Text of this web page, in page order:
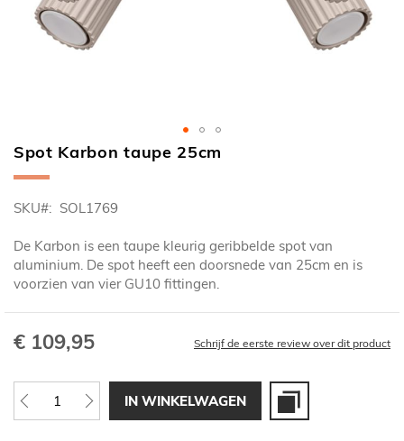
Ga
naar
begin
de
afbeeldingen-
gallerij
Spot Karbon taupe 25cm
SKU SOL1769
De Karbon is een taupe kleurig geribbelde spot van
aluminium. De spot heeft een doorsnede van 25cm en is
voorzien van vier GU10 fittingen.
€ 109,95 Schrijf de eerste review over dit product
IN WINKELWAGEN